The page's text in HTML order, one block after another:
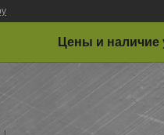
Цены и наличие